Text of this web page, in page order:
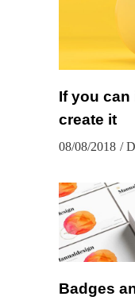
If you can
create it
08/08/2018
Badges